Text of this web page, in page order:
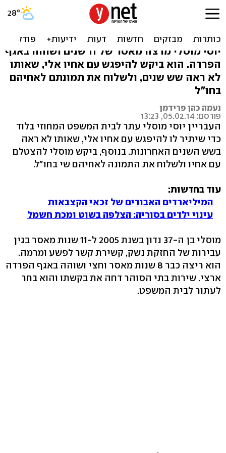
העבריין הבכיר ביקש ביקור
מאחיו ותמונה
יוסי מוסלי מרצה מאסר של 11 שנים ושוהה באגף
הפרדה. הוא ביקש להיפגש עם אחיו אלי, שאותו
לא ראה שש שנים, ולשלוח את תמונתם לאחיהם
בחו"ל
נעמה כהן פרידמן
פורסם: 05.02.14, 13:23
העבריין יוסי מוסלי עתר לבית המשפט המחוזי בלוד
כדי שיתיר לו להיפגש עם אחיו אלי, שאותו לא ראה
בשש השנים האחרונות. בנוסף, ביקש מוסלי להצטלם
עם אחיו ולשלוח את התמונה לאחיהם שי בחו"ל.
עוד בחדשות:
המיליארדים האבודים של זכאי הקצבאות
עינוי ילדים בסוריה: הצלפה בשוט ומכת חשמל
מוסלי בן ה-37 נדון בשנת 2005 ל-11 שנות מאסר בגין
עבירות של החזקת נשק, קשירת קשר לפשע ומרמה.
הוא ריצה כבר 8 שנות מאסר וחצי ושוהה באגף הפרדה
ארצי. שירות בתי הסוהר דחה את בקשתו והוא בחר
לעתור לבית המשפט.